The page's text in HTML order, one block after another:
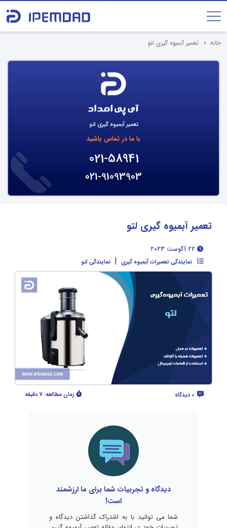
خانه تعمیر آبمیوه گیری لتو
تعمیر آبمیوه گیری لتو
با ما در تماس باشید
021-58941
021-91093903
تعمیر آبمیوه گیری لتو
نمایندگی تعمیرات آبمیوه گیری | نمایندگی لتو
زمان مطالعه: 7 دقیقه
دیدگاه و تجربیات شما برای ما ارزشمند
است!
شما می توانید با به اشتراک گذاشتن دیدگاه و